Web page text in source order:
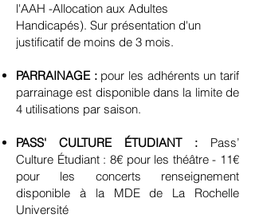
l'AAH -Allocation aux Adultes
Handicapés). Sur présentation d'un
justificatif de moins de 3 mois.
PARRAINAGE :pour les adhérents un tarif
parrainage est disponible dans la limite de
4 utilisations par saison.
PASS' CULTURE ÉTUDIANT : Pass’
Culture Étudiant : 8€ pour les théâtre - 11€
pour les concerts renseignement
disponible à la MDE de La Rochelle
Université